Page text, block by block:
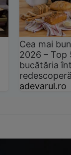
Cea mai
2026 –
bucătăria
adevarul.ro